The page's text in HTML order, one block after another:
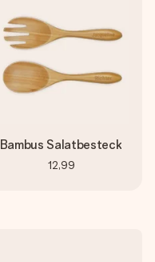
Bambus Salatbesteck
12,99